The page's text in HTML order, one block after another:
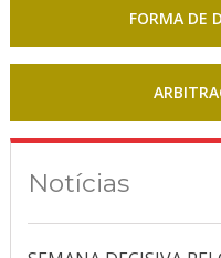
FORMA DE
Notícias